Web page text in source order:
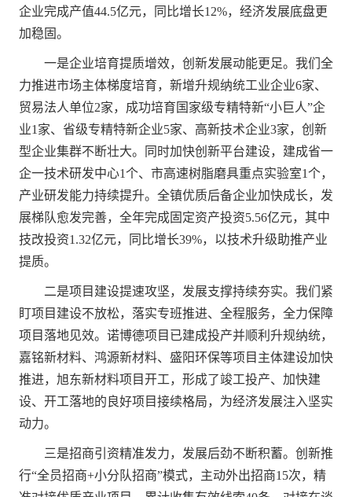
企业完成产值44.5亿元，同比增长12%，经济发展底盘更
加稳固。
一是企业培育提质增效，创新发展动能更足。我们全
力推进市场主体梯度培育，新增升规纳统工业企业6家、
贸易法人单位2家，成功培育国家级专精特新“小巨人”企
业1家、省级专精特新企业5家、高新技术企业3家，创新
型企业集群不断壮大。同时加快创新平台建设，建成省一
企一技术研发中心1个、市高速树脂磨具重点实验室1个，
产业研发能力持续提升。全镇优质后备企业加快成长，发
展梯队愈发完善，全年完成固定资产投资5.56亿元，其中
技改投资1.32亿元，同比增长39%，以技术升级助推产业
提质。
二是项目建设提速攻坚，发展支撑持续夯实。我们紧
盯项目建设不放松，落实专班推进、全程服务，全力保障
项目落地见效。诺博德项目已建成投产并顺利升规纳统，
嘉铭新材料、鸿源新材料、盛阳环保等项目主体建设加快
推进，旭东新材料项目开工，形成了竣工投产、加快建
设、开工落地的良好项目接续格局，为经济发展注入坚实
动力。
三是招商引资精准发力，发展后劲不断积蓄。创新推
行“全员招商+小分队招商”模式，主动外出招商15次，精